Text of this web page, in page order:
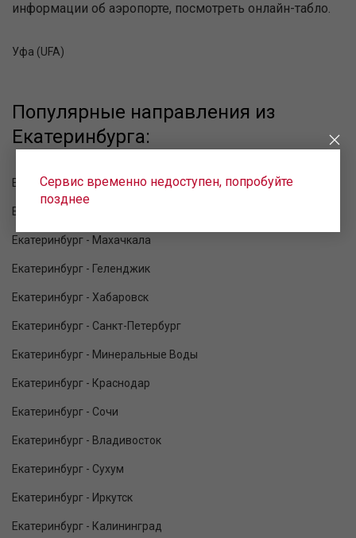
информации об аэропорте, посмотреть онлайн-табло.
Уфа (UFA)
Популярные направления из
Екатеринбурга:
Екатеринбург - Благовещенск
Екатеринбург - Москва
Екатеринбург - Махачкала
Екатеринбург - Геленджик
Екатеринбург - Хабаровск
Екатеринбург - Санкт-Петербург
Екатеринбург - Минеральные Воды
Екатеринбург - Краснодар
Екатеринбург - Сочи
Екатеринбург - Владивосток
Екатеринбург - Сухум
Екатеринбург - Иркутск
Екатеринбург - Калининград
Сервис временно недоступен, попробуйте
позднее